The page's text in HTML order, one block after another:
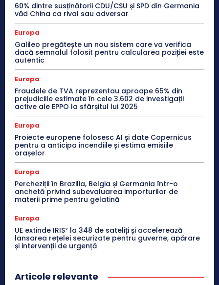
60% dintre susținătorii CDU/CSU și SPD din Germania
văd China ca rival sau adversar
Europa
Galileo pregătește un nou sistem care va verifica
dacă semnalul folosit pentru calcularea poziției este
autentic
Europa
Fraudele de TVA reprezentau aproape 65% din
prejudiciile estimate în cele 3.602 de investigații
active ale EPPO la sfârșitul lui 2025
Europa
Proiecte europene folosesc AI și date Copernicus
pentru a anticipa incendiile și estima emisiile
orașelor
Europa
Percheziții în Brazilia, Belgia și Germania într-o
anchetă privind subevaluarea importurilor de
materii prime pentru gelatină
Europa
UE extinde IRIS² la 348 de sateliți și accelerează
lansarea rețelei securizate pentru guverne, apărare
și intervenții de urgență
Articole relevante